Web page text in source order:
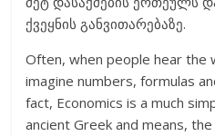
ქვეყნის განვითარებაზე.
Often, when people hear the
imagine numbers, formulas
fact, Economics is a much
ancient Greek and means,